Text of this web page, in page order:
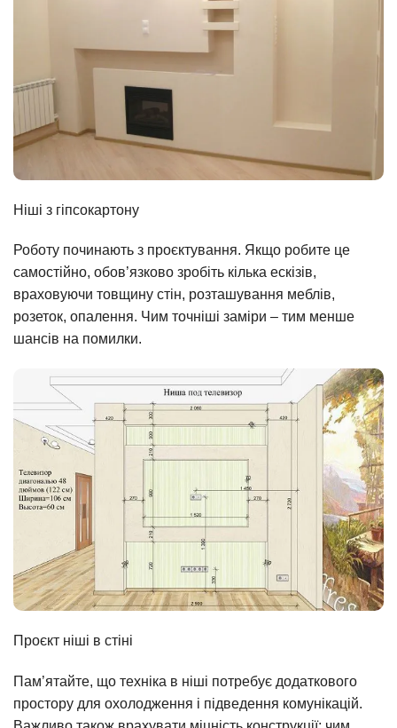
Ніші з гіпсокартону
Роботу починають з проєктування. Якщо робите це
самостійно, обов’язково зробіть кілька ескізів,
враховуючи товщину стін, розташування меблів,
розеток, опалення. Чим точніші заміри – тим менше
шансів на помилки.
Проєкт ніші в стіні
Пам’ятайте, що техніка в ніші потребує додаткового
простору для охолодження і підведення комунікацій.